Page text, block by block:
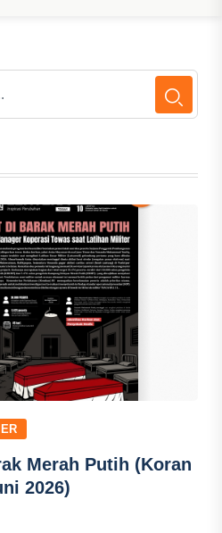
Merah Putih (Koran
2026)